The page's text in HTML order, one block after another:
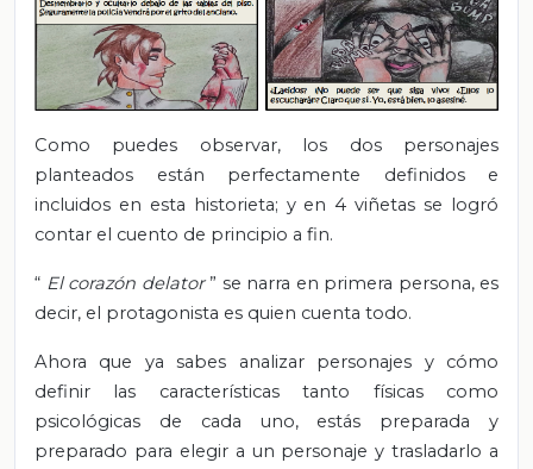
Como puedes observar, los dos personajes
planteados están perfectamente definidos e
incluidos en esta historieta; y en 4 viñetas se logró
contar el cuento de principio a fin.
“ El corazón delator” se narra en primera persona, es
decir, el protagonista es quien cuenta todo.
Ahora que ya sabes analizar personajes y cómo
definir las características tanto físicas como
psicológicas de cada uno, estás preparada y
preparado para elegir a un personaje y trasladarlo a